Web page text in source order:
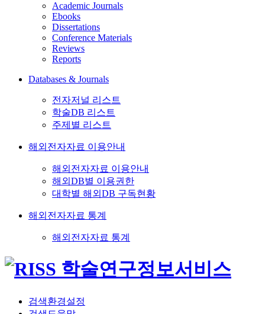
Academic Journals
Ebooks
Dissertations
Conference Materials
Reviews
Reports
Databases & Journals
전자저널 리스트
학술DB 리스트
주제별 리스트
해외전자자료 이용안내
해외전자자료 이용안내
해외DB별 이용권한
대학별 해외DB 구독현황
해외전자자료 통계
해외전자자료 통계
검색환경설정